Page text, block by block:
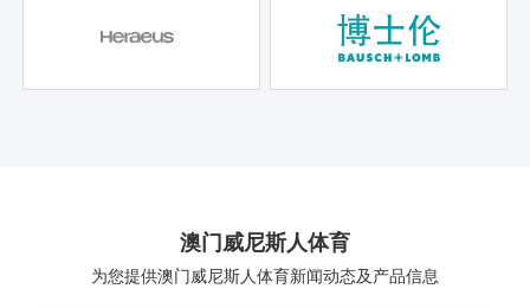
澳门威尼斯人体育
为您提供澳门威尼斯人体育新闻动态及产品信息